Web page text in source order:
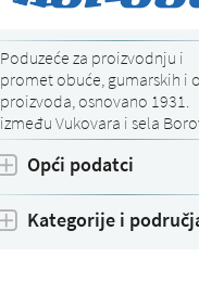
Poduzeće za proizvodnju i
promet obuće, gumarskih i
proizvoda, osnovano 1931.
između Vukovara i sela
Opći podatci
Kategorije i